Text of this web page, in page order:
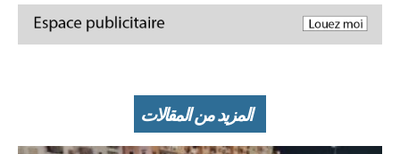
المزيد من المقالات